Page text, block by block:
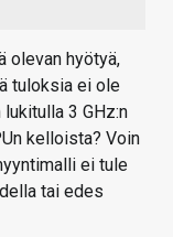
olevan hyötyä,
tuloksia ei ole
3 GHz:n
kelloista? Voin
ei tule
tai edes